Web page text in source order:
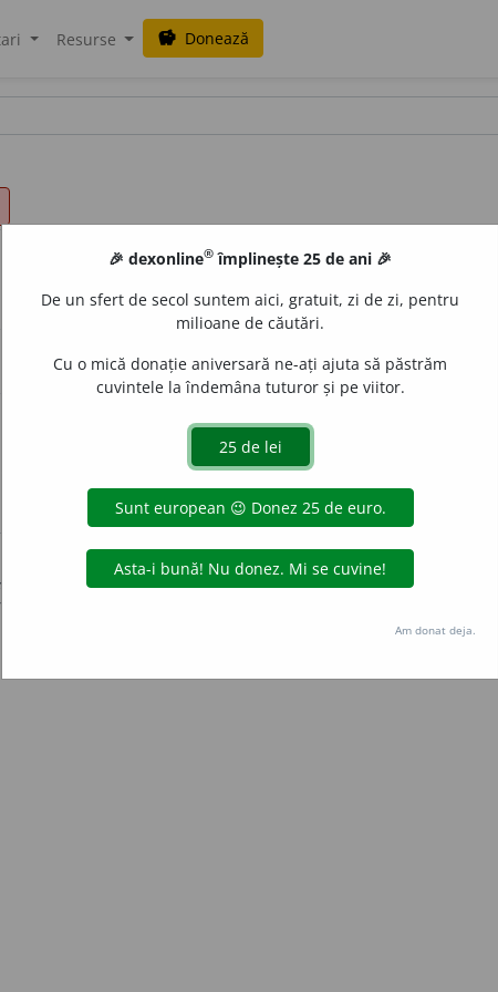
Resurse savings Donează
Copyright © 2004-2026 dexonline (https://dexonline.ro)
datelor de pe acest site, inclusiv prin orice metode de extragere automată
nostru prealabil scris, cu excepția seturilor de date oferite oficial spre utilizare
Hosterion
🎉 dexonline® împlinește 25 de ani 🎉
De un sfert de secol suntem aici, gratuit, zi de zi, pentru
milioane de căutări.
Cu o mică donație aniversară ne-ați ajuta să păstrăm
cuvintele la îndemâna tuturor și pe viitor.
Am donat deja.